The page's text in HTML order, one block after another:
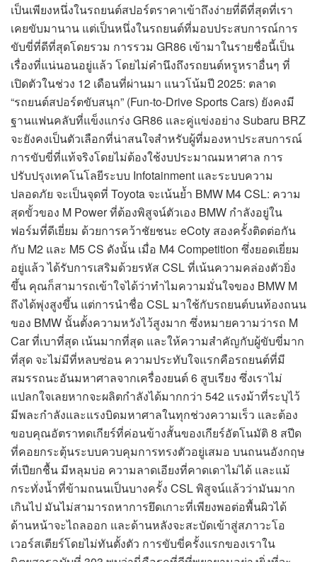
เป็นเพียงหนึ่งในรถยนต์สปอร์ตราคาเข้าถึงง่ายที่ดีที่สุดที่เรา
เคยขับมานาน แต่เป็นหนึ่งในรถยนต์ที่มอบประสบการณ์การ
ขับขี่ที่ดีที่สุดโดยรวม การรวม GR86 เข้ามาในรายชื่อนี้เป็น
เรื่องที่แน่นอนอยู่แล้ว โดยไม่คำนึงถึงรถยนต์หรูหราอื่นๆ ที่
เปิดตัวในช่วง 12 เดือนที่ผ่านมา แนวโน้มปี 2025: ตลาด
“รถยนต์สปอร์ตขับสนุก” (Fun-to-Drive Sports Cars) ยังคงมี
ฐานแฟนคลับที่แข็งแกร่ง GR86 และคู่แข่งอย่าง Subaru BRZ
จะยังคงเป็นตัวเลือกที่น่าสนใจสำหรับผู้ที่มองหาประสบการณ์
การขับขี่ที่แท้จริงโดยไม่ต้องใช้งบประมาณมหาศาล การ
ปรับปรุงเทคโนโลยีระบบ Infotainment และระบบความ
ปลอดภัย จะเป็นจุดที่ Toyota จะเน้นย้ำ BMW M4 CSL: ความ
สุดขั้วของ M Power ที่ต้องพิสูจน์ตัวเอง BMW กำลังอยู่ใน
ฟอร์มที่ดีเยี่ยม ด้วยการคว้าชัยชนะ eCoty สองครั้งติดต่อกัน
กับ M2 และ M5 CS ดังนั้น เมื่อ M4 Competition ซึ่งยอดเยี่ยม
อยู่แล้ว ได้รับการเสริมด้วยรหัส CSL ที่เน้นความคล่องตัวยิ่ง
ขึ้น คุณก็สามารถเข้าใจได้ว่าทำไมความมั่นใจของ BMW M
ถึงได้พุ่งสูงขึ้น แต่การนำชื่อ CSL มาใช้กับรถยนต์บนท้องถนน
ของ BMW นั้นตั้งความหวังไว้สูงมาก ซึ่งหมายความว่ารถ M
Car ที่เบาที่สุด เน้นมากที่สุด และให้ความสำคัญกับผู้ขับขี่มาก
ที่สุด จะไม่มีที่หลบซ่อน ความประทับใจแรกคือรถยนต์ที่มี
สมรรถนะอันมหาศาลจากเครื่องยนต์ 6 สูบเรียง ซึ่งเราไม่
แปลกใจเลยหากจะผลิตกำลังได้มากกว่า 542 แรงม้าที่ระบุไว้
มีพละกำลังและแรงบิดมหาศาลในทุกช่วงความเร็ว และต้อง
ขอบคุณอัตราทดเกียร์ที่ค่อนข้างสั้นของเกียร์อัตโนมัติ 8 สปีด
ที่คอยกระตุ้นระบบควบคุมการทรงตัวอยู่เสมอ บนถนนอังกฤษ
ที่เปียกชื้น มีหลุมบ่อ ความลาดเอียงที่คาดเดาไม่ได้ และแม้
กระทั่งน้ำที่ข้ามถนนเป็นบางครั้ง CSL พิสูจน์แล้วว่ามันมาก
เกินไป มันไม่สามารถหาการยึดเกาะที่เพียงพอต่อพื้นผิวได้
ด้านหน้าจะไถลออก และด้านหลังจะสะบัดเข้าสู่สภาวะโอ
เวอร์สเตียร์โดยไม่ทันตั้งตัว การขับขี่ครั้งแรกของเราใน